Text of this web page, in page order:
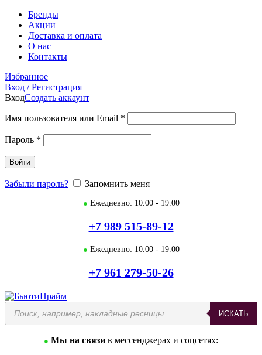
Бренды
Акции
Доставка и оплата
О нас
Контакты
Избранное
Вход / Регистрация
ВходСоздать аккаунт
Имя пользователя или Email *
Пароль *
Войти
Забыли пароль? Запомнить меня
● Ежедневно: 10.00 - 19.00
+7 989 515-89-12
● Ежедневно: 10.00 - 19.00
+7 961 279-50-26
ИСКАТЬ
● Мы на связи в мессенджерах и соцсетях: